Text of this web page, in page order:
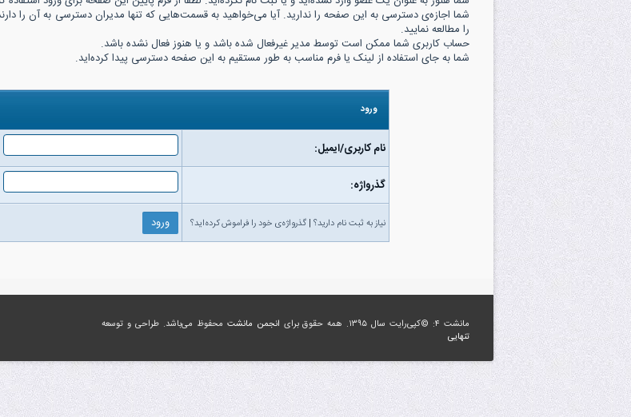
شما اجازه‌ی دسترسی به این صفحه را ندارید. آیا می‌خواهید به قسمت‌هایی که تنها مدیران دسترسی به آن را
را مطالعه نمایید.
حساب کاربری شما ممکن است توسط مدیر غیرفعال شده باشد و یا هنوز فعال نشده باشد.
شما به جای استفاده از لینک یا فرم مناسب به طور مستقیم به این صفحه دسترسی پیدا کرده‌اید.
ورود
نام کاربری/ایمیل:
گذرواژه‌:
نیاز به ثبت نام دارید؟ | گذرواژه‌ی خود را فراموش کرده‌اید؟
مانشت ۴: ©کپی‌رایت سال ۱۳۹۵. همه حقوق برای انجمن مانشت محفوظ می‌باشد. طراحی و توسعه
تنهایی